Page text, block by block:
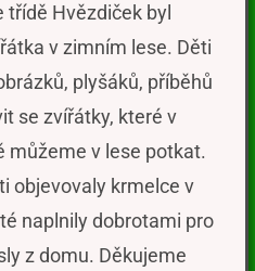
třídě Hvězdiček byl
v zimním lese. Děti
plyšáků, příběhů
se zvířátky, které v
můžeme v lese potkat.
objevovaly krmelce v
naplnilydobrotami pro
z domu. Děkujeme